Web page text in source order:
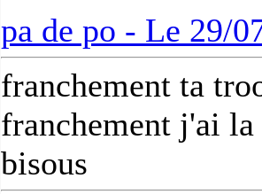
pa de po - Le 29/
franchement ta
franchement j'ai
bisous